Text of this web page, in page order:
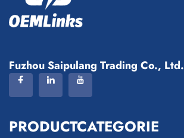
Fuzhou Saipulang Trading Co., Ltd.
PRODUCTCATEGORIE